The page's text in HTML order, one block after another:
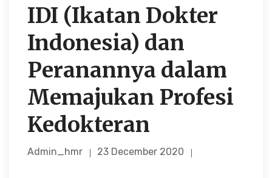
IDI (Ikatan Dokter
Indonesia) dan
Peranannya dalam
Memajukan Profesi
Kedokteran
Admin_hmr 23 December 2020